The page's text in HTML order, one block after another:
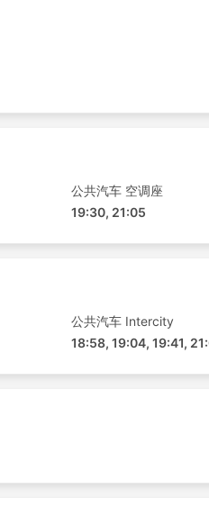
公共汽车 空调座
19:30, 21:05
公共汽车 Intercity
18:58, 19:04, 19:41,